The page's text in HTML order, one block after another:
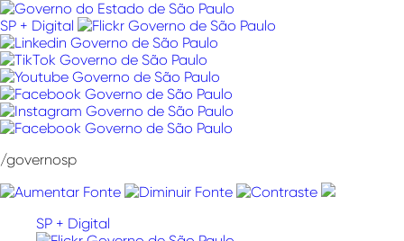
Pular
para
o
conteúdo
SP + Digital
/governosp
SP + Digital